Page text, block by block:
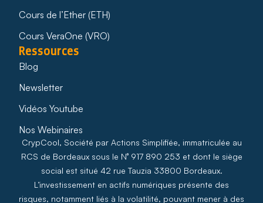
Cours de l’Ether (ETH)
Cours VeraOne (VRO)
Ressources
Blog
Newsletter
Vidéos Youtube
Nos Webinaires
CrypCool, Société par Actions Simplifiée, immatriculée au
RCS de Bordeaux sous le N° 917 890 253 et dont le siège
social est situé 42 rue Tauzia 33800 Bordeaux.
L’investissement en actifs numériques présente des
risques, notamment liés à la volatilité, pouvant mener à des